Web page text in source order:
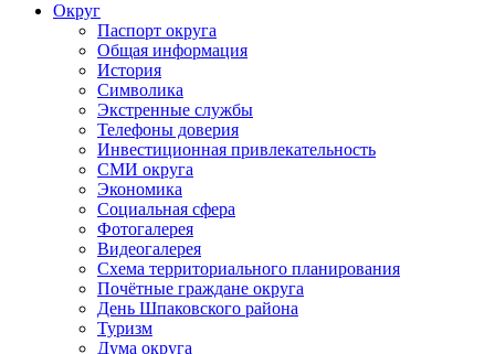
Округ
Паспорт округа
Общая информация
История
Символика
Экстренные службы
Телефоны доверия
Инвестиционная привлекательность
СМИ округа
Экономика
Социальная сфера
Фотогалерея
Видеогалерея
Схема территориального планирования
Почётные граждане округа
День Шпаковского района
Туризм
Дума округа